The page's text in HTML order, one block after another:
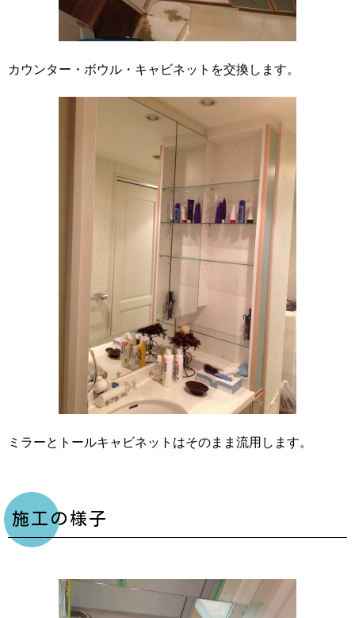
カウンター・ボウル・キャビネットを交換します。
ミラーとトールキャビネットはそのまま流用します。
施工の様子